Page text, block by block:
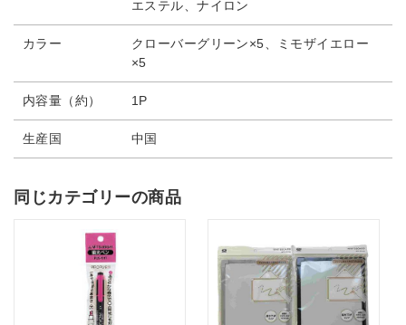
エステル、ナイロン
カラー
クローバーグリーン×5、ミモザイエロー
×5
内容量（約） 1P
生産国 中国
同じカテゴリーの商品